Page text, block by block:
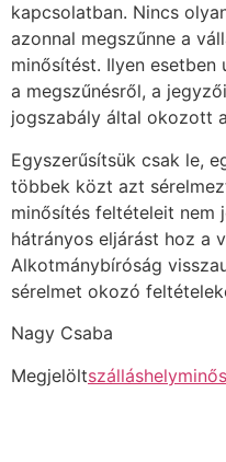
kapcsolatban. Nincs
azonnal megszűnne a
minősítést. Ilyen
a megszűnésről, a
jogszabály által okozott
Egyszerűsítsük csak le,
többek közt azt
minősítés feltételeit nem
hátrányos eljárást hoz a
Alkotmánybíróság
sérelmet okozó
Nagy Csaba
Megjelölt